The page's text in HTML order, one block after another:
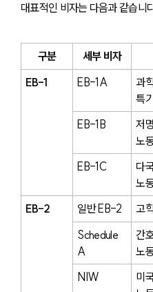
대표적인 비자는 다음과 같습니
구분 세부 비자
EB-1
EB-1A
과
특
EB-1B
저
노
EB-1C
다
노
EB-2
일반 EB-2
고
Schedule
A
간
노
NIW
미